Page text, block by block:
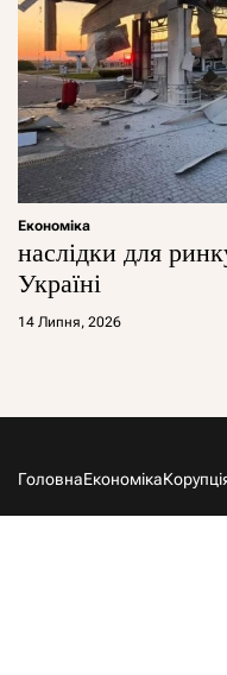
Економіка
наслідки для
Україні
14 Липня, 2026
ГоловнаЕкономіка